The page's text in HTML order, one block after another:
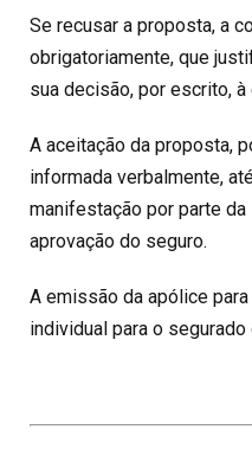
Se recusar a proposta, a
obrigatoriamente, que
sua decisão, por escrito, à
A aceitação da proposta,
informada verbalmente,
manifestação por parte
aprovação do seguro.
A emissão da apólice
individual para o